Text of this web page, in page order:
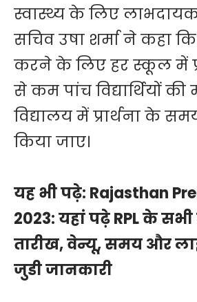
स्वास्थ्य के लिए
सचिव उषा शर्मा ने कहा
करने के लिए हर स्कूल में
से कम पांच विद्यार्थियों
विद्यालय में प्रार्थना के
किया जाए।
यह भी पढ़े: Rajasthan
2023: यहां पढ़े RPL के
तारीख, वेन्यू, समय और
जुडी जानकारी